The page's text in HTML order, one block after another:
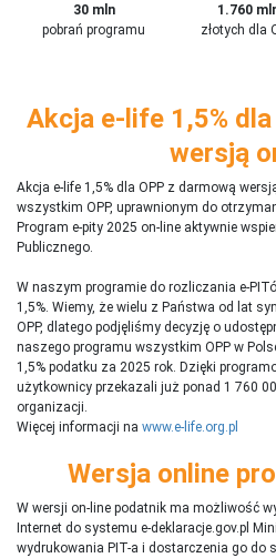
30 mln
pobrań programu
1.760
złotych dla
Akcja e-life 1,5%
wersją
Akcja e-life 1,5% dla OPP z darmową
wszystkim OPP, uprawnionym do
Program e-pity 2025 on-line aktywnie
Publicznego.
W naszym programie do rozliczania e-
1,5%. Wiemy, że wielu z Państwa od lat
OPP, dlatego podjęliśmy decyzję o
naszego programu wszystkim OPP w
1,5% podatku za 2025 rok. Dzięki
użytkownicy przekazali już ponad 1 760
organizacji.
Więcej informacji na www.e-life.org.pl
Wersja online
W wersji on-line podatnik ma możliwość
Internet do systemu e-deklaracje.gov.pl
wydrukowania PIT-a i dostarczenia go do